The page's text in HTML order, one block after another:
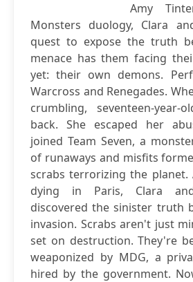
Amy
Monsters duology, Clara
quest to expose the truth
menace has them facing
yet: their own demons.
Warcross and Renegades.
crumbling, seventeen-year-
back. She escaped her
joined Team Seven, a
of runaways and misfits
scrabs terrorizing the planet.
dying in Paris, Clara
discovered the sinister truth
invasion. Scrabs aren't just
set on destruction. They're
weaponized by MDG, a
hired by the government.